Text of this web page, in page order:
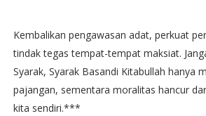
Kembalikan pengawasan adat, perkuat
tindak tegas tempat-tempat maksiat.
Syarak, Syarak Basandi Kitabullah hanya
pajangan, sementara moralitas hancur
kita sendiri.***